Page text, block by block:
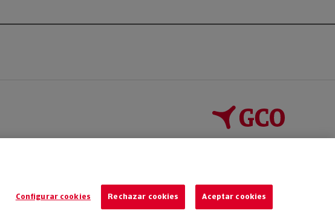
Configurar cookies Rechazar cookies Aceptar cookies